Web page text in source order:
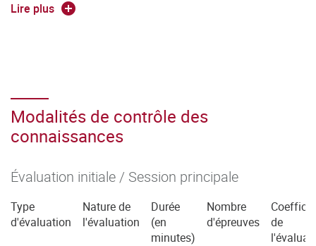
Lire plus
Modalités de contrôle des
connaissances
Évaluation initiale / Session principale
Type
d'évaluation
Nature de
l'évaluation
Durée
(en
minutes)
Nombre
d'épreuves
de